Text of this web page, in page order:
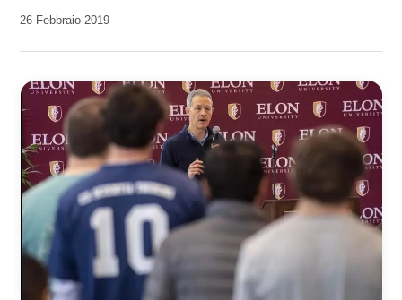
da
26 Febbraio 2019